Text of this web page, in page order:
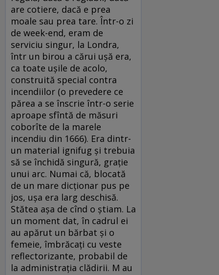
are cotiere, dacă e prea
moale sau prea tare. Într-o zi
de week-end, eram de
serviciu singur, la Londra,
într un birou a cărui ușă era,
ca toate ușile de acolo,
construită special contra
incendiilor (o prevedere ce
părea a se înscrie într-o serie
aproape sfîntă de măsuri
coborîte de la marele
incendiu din 1666). Era dintr-
un material ignifug și trebuia
să se închidă singură, grație
unui arc. Numai că, blocată
de un mare dicționar pus pe
jos, ușa era larg deschisă.
Stătea așa de cînd o știam. La
un moment dat, în cadrul ei
au apărut un bărbat și o
femeie, îmbrăcați cu veste
reflectorizante, probabil de
la administrația clădirii. M au